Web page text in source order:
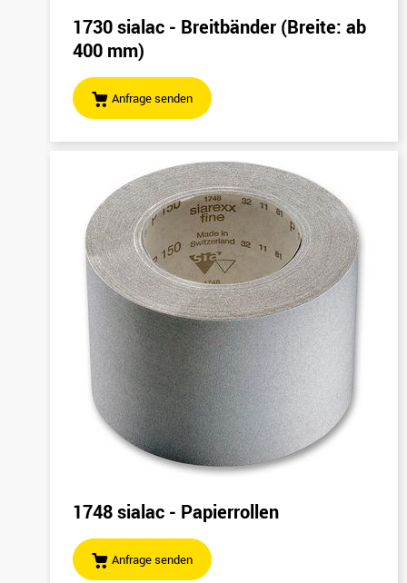
1730 sialac - Breitbänder (Breite: ab
400 mm)
Anfrage senden
1748 sialac - Papierrollen
Anfrage senden